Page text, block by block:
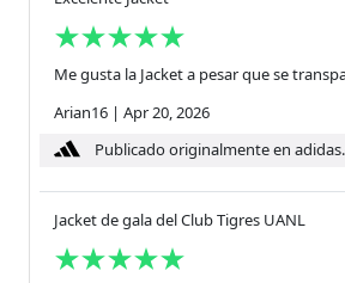
Me gusta la Jacket a pesar que se
Arian16 | Apr 20, 2026
Publicado originalmente en
Jacket de gala del Club Tigres UANL